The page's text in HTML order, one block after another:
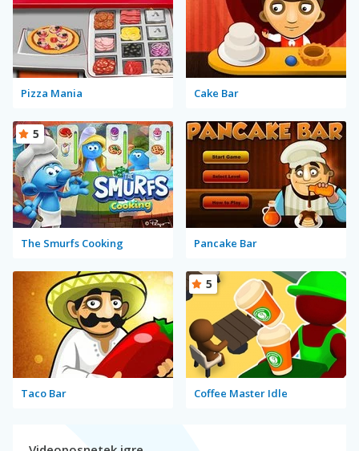
Pizza Mania Cake Bar
The Smurfs Cooking
5
Pancake Bar
Taco Bar Coffee Master Idle
5